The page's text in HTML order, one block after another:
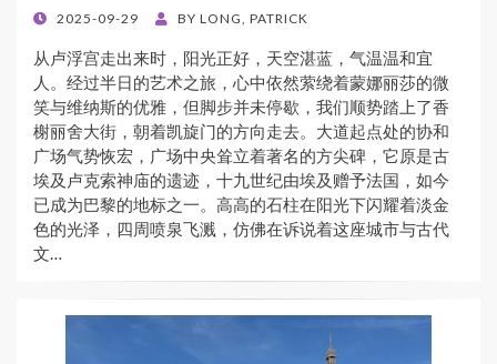
POSTED
2025-09-29 BY LONG, PATRICK
从卢浮宫走出来时，阳光正好，天空湛蓝，气温温和宜
人。经过半日的艺术之旅，心中依然萦绕着蒙娜丽莎的微
笑与维纳斯的优雅，但脚步并未停歇，我们顺势踏上了香
榭丽舍大街，朝着凯旋门的方向走去。大道起点处的协和
广场气势恢宏，广场中央耸立着著名的方尖碑，它原是古
埃及卢克索神庙的遗迹，十九世纪由埃及赠予法国，如今
已成为巴黎的地标之一。高高的石柱在阳光下闪耀着淡金
色的光泽，四周喷泉飞溅，仿佛在诉说着这座城市与古代
文…